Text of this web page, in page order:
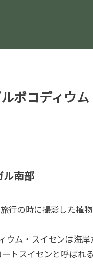
ボコディウム
南部
の時に撮影した植物
ウム・スイセンは海
トスイセンと呼ばれる